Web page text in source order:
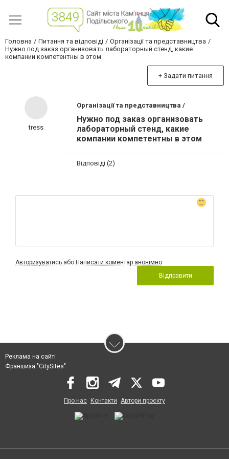
Головна Питання та відповіді
Організації та представництва
Нужно под заказ организовать лабораторный стенд, какие
компании компетентны в этом
+ Задати питання
tress
Організації та представництва /
Нужно под заказ организовать
лабораторный стенд, какие
компании компетентны в этом
Відповіді (2)
Авторизуватись або Написати коментар анонімно
Відправити
Реклама на сайті
Франшиза "CitySites"
Про нас Контакти Автори проєкту